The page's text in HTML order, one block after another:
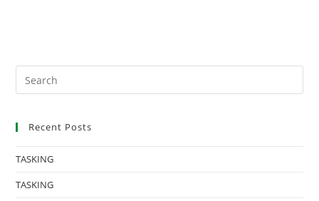
Recent Posts
TASKING
TASKING